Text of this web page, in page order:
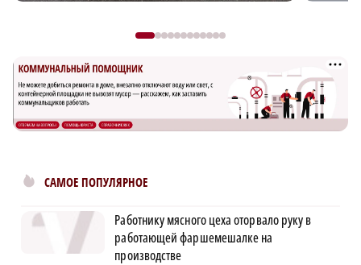
САМОЕ ПОПУЛЯРНОЕ
Работнику мясного цеха оторвало руку в
работающей фаршемешалке на
производстве